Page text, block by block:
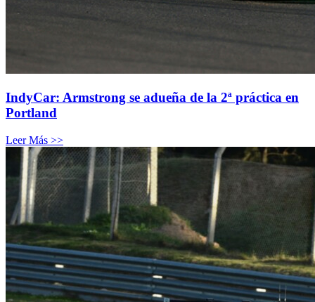
IndyCar: Armstrong se adueña de la 2ª práctica en
Portland
Leer Más >>